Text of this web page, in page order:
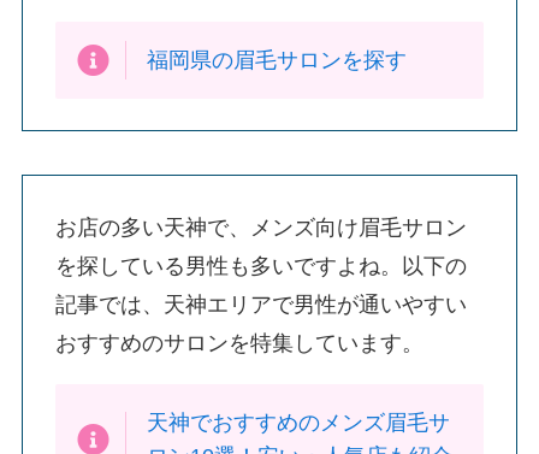
福岡県の眉毛サロンを探す
お店の多い天神で、メンズ向け眉毛サロン
を探している男性も多いですよね。以下の
記事では、天神エリアで男性が通いやすい
おすすめのサロンを特集しています。
天神でおすすめのメンズ眉毛サ